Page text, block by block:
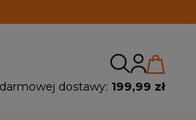
dostawy: 199,99 zł